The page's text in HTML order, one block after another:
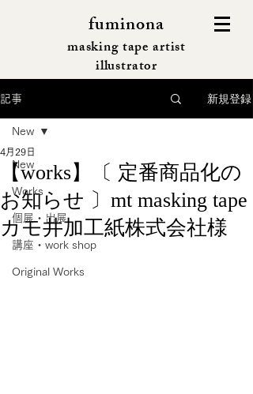
fuminona
masking tape artist
illustrator
記事 新規登録
New
Works
個展・出展
講座・work shop
Original Works
New
【works】〔 定番商品化の
お知らせ 〕mt masking tape
カモ井加工紙株式会社様
4月29日